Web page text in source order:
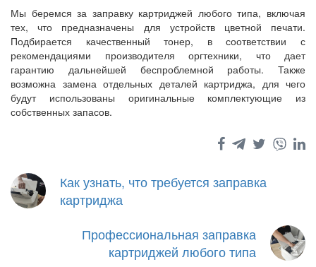
Мы беремся за заправку картриджей любого типа, включая
тех, что предназначены для устройств цветной печати.
Подбирается качественный тонер, в соответствии с
рекомендациями производителя оргтехники, что дает
гарантию дальнейшей беспроблемной работы. Также
возможна замена отдельных деталей картриджа, для чего
будут использованы оригинальные комплектующие из
собственных запасов.
Как узнать, что требуется заправка
картриджа
Профессиональная заправка
картриджей любого типа